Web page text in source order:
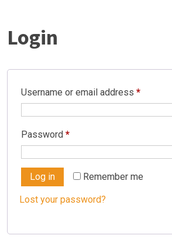
Login
Username or email address *Required
Password *Required
Remember me
Log in
Lost your password?